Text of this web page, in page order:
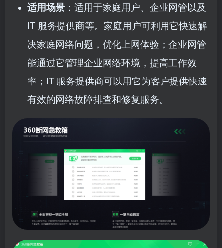
适用场景 ：适用于家庭用户、企业网管以及
IT 服务提供商等。家庭用户可利用它快速解
决家庭网络问题，优化上网体验；企业网管
能通过它管理企业网络环境，提高工作效
率；IT 服务提供商可以用它为客户提供快速
有效的网络故障排查和修复服务。